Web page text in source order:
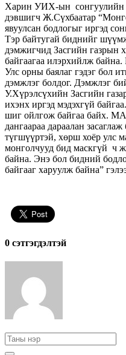
Харин УИХ-ын сонгуулийн
дэвшигч Ж.Сүхбаатар
явуулсан бодлогыг иргэд
Тэр байтугай биднийг
дэмжигчид Засгийн газрын
байгаагаа илэрхийлж
Улс орны баялаг гэдэг бол
дэмжлэг болдог. Дэмжлэг
У.Хүрэлсүхийн Засгийн
ихэнх иргэд мэдэхгүй
шиг ойлгож байгаа байх.
дангаараа дараалан
түгшүүртэй, хөрш хоёр улс
монголчууд бид маскгүй ч
байна. Энэ бол бидний
байгааг харуулж байна”
0 cэтгэгдэлтэй